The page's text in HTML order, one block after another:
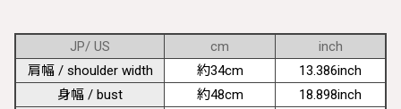
JP/ US cm
inch
肩幅 / shoulder width
約34cm
13.386inch
身幅 / bust
約48cm
18.898inch